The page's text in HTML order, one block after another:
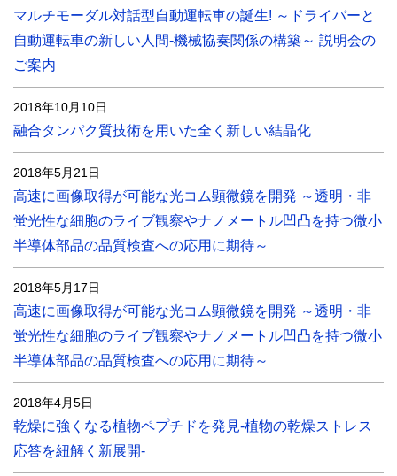
マルチモーダル対話型自動運転車の誕生! ～ドライバーと
自動運転車の新しい人間-機械協奏関係の構築～ 説明会の
ご案内
2018年10月10日
融合タンパク質技術を用いた全く新しい結晶化
2018年5月21日
高速に画像取得が可能な光コム顕微鏡を開発 ～透明・非
蛍光性な細胞のライブ観察やナノメートル凹凸を持つ微小
半導体部品の品質検査への応用に期待～
2018年5月17日
高速に画像取得が可能な光コム顕微鏡を開発 ～透明・非
蛍光性な細胞のライブ観察やナノメートル凹凸を持つ微小
半導体部品の品質検査への応用に期待～
2018年4月5日
乾燥に強くなる植物ペプチドを発見-植物の乾燥ストレス
応答を紐解く新展開-